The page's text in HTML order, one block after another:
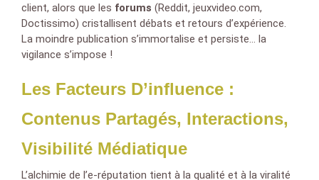
client, alors que les forums (Reddit, jeuxvideo.com,
Doctissimo) cristallisent débats et retours d’expérience.
La moindre publication s’immortalise et persiste… la
vigilance s’impose !
Les Facteurs D’influence :
Contenus Partagés, Interactions,
Visibilité Médiatique
L’alchimie de l’e-réputation tient à la qualité et à la viralité